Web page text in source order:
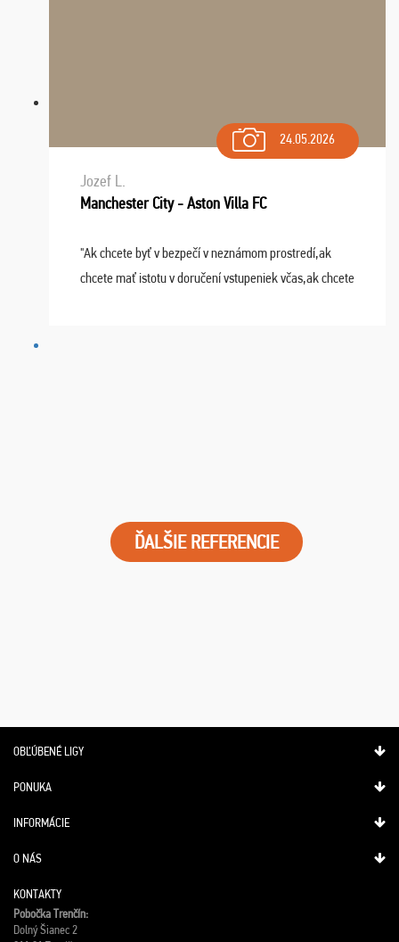
24.05.2026
Jozef L.
Manchester City - Aston Villa FC
"Ak chcete byť v bezpečí v neznámom prostredí,ak
chcete mať istotu v doručení vstupeniek včas,ak chcete
ĎALŠIE REFERENCIE
OBĽÚBENÉ LIGY
PONUKA
INFORMÁCIE
O NÁS
KONTAKTY
Pobočka Trenčín:
Dolný Šianec 2